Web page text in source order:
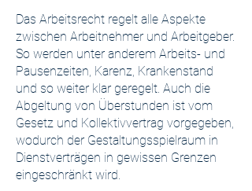
Das Arbeitsrecht regelt alle Aspekte
zwischen Arbeitnehmer und Arbeitgeber.
So werden unter anderem Arbeits- und
Pausenzeiten, Karenz, Krankenstand
und so weiter klar geregelt. Auch die
Abgeltung von Überstunden ist vom
Gesetz und Kollektivvertrag vorgegeben,
wodurch der Gestaltungsspielraum in
Dienstverträgen in gewissen Grenzen
eingeschränkt wird.